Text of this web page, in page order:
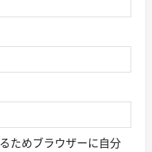
ためブラウザーに自分